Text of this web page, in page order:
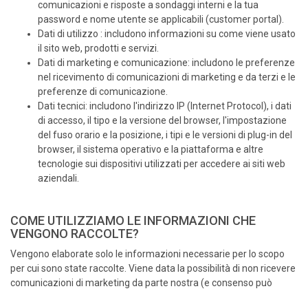
comunicazioni e risposte a sondaggi interni e la tua
password e nome utente se applicabili (customer portal).
Dati di utilizzo : includono informazioni su come viene usato
il sito web, prodotti e servizi.
Dati di marketing e comunicazione: includono le preferenze
nel ricevimento di comunicazioni di marketing e da terzi e le
preferenze di comunicazione.
Dati tecnici: includono l'indirizzo IP (Internet Protocol), i dati
di accesso, il tipo e la versione del browser, l'impostazione
del fuso orario e la posizione, i tipi e le versioni di plug-in del
browser, il sistema operativo e la piattaforma e altre
tecnologie sui dispositivi utilizzati per accedere ai siti web
aziendali.
COME UTILIZZIAMO LE INFORMAZIONI CHE
VENGONO RACCOLTE?
Vengono elaborate solo le informazioni necessarie per lo scopo
per cui sono state raccolte. Viene data la possibilità di non ricevere
comunicazioni di marketing da parte nostra (e consenso può